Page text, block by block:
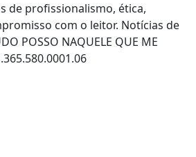
de profissionalismo, ética,
com o leitor. Notícias de
POSSO NAQUELE QUE ME